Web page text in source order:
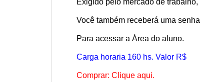
Exigido pelo mercado de trabalho,
Você também receberá uma senha
Para acessar a Área do aluno.
Carga horaria 160 hs. Valor R$
Comprar: Clique aqui.